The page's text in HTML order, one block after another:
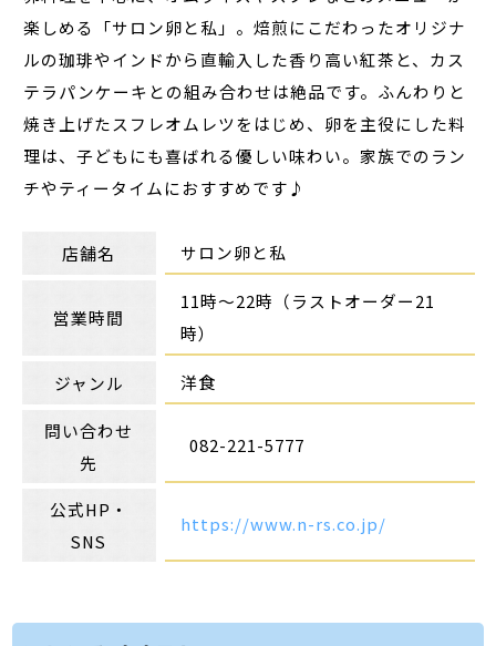
楽しめる「サロン卵と私」。焙煎にこだわったオリジナ
ルの珈琲やインドから直輸入した香り高い紅茶と、カス
テラパンケーキとの組み合わせは絶品です。ふんわりと
焼き上げたスフレオムレツをはじめ、卵を主役にした料
理は、子どもにも喜ばれる優しい味わい。家族でのラン
チやティータイムにおすすめです♪
店舗名 サロン卵と私
営業時間
11時～22時（ラストオーダー21
時）
ジャンル 洋食
問い合わせ
先
082-221-5777
公式HP・
SNS
https://www.n-rs.co.jp/